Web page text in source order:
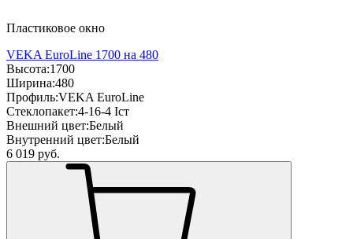
Пластиковое окно
VEKA EuroLine 1700 на 480
Высота:1700
Ширина:480
Профиль:VEKA EuroLine
Стеклопакет:4-16-4 Iст
Внешний цвет:Белый
Внутренний цвет:Белый
6 019 руб.